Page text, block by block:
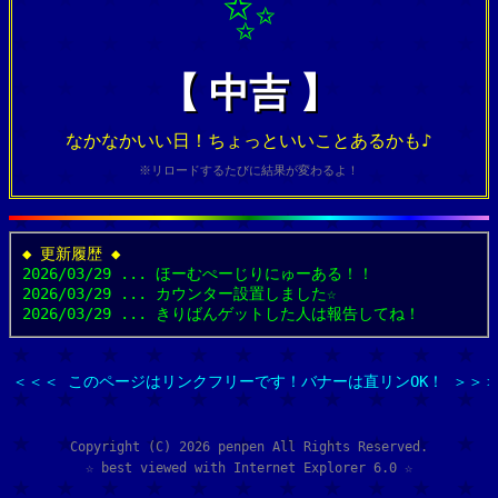
✨
【 中吉 】
なかなかいい日！ちょっといいことあるかも♪
※リロードするたびに結果が変わるよ！
◆ 更新履歴 ◆
2026/03/29 ... ほーむぺーじりにゅーある！！
2026/03/29 ... カウンター設置しました☆
2026/03/29 ... きりばんゲットした人は報告してね！
＜＜＜ このページはリンクフリーです！バナーは直リンOK！ ＞＞
Copyright (C) 2026 penpen All Rights Reserved.
☆ best viewed with Internet Explorer 6.0 ☆